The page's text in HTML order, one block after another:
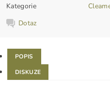
Kategorie
Dotaz
POPIS
DISKUZE